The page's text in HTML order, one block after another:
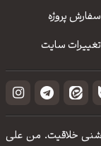
سفارش پروژه
تغییرات سایت
خلاقیت. من علی